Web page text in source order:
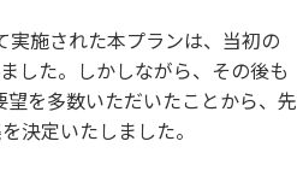
施された本プランは、当初の
した。しかしながら、その後も
を多数いただいたことから、先
決定いたしました。